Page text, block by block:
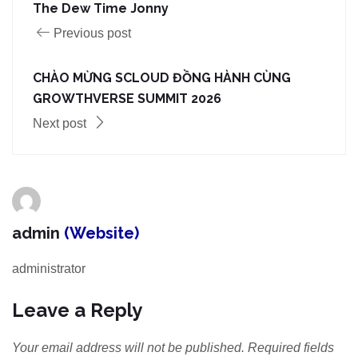
The Dew Time Jonny
Previous post
CHÀO MỪNG SCLOUD ĐỒNG HÀNH CÙNG
GROWTHVERSE SUMMIT 2026
Next post
admin (Website)
administrator
Leave a Reply
Your email address will not be published. Required fields